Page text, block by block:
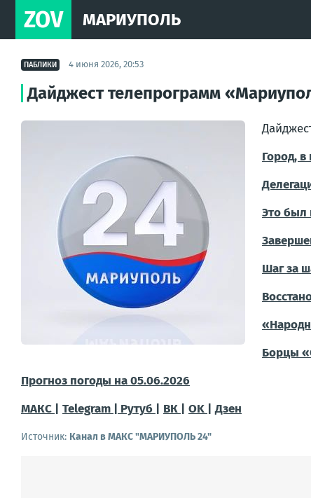
ZOV МАРИУПОЛЬ
ПАБЛИКИ 4 июня 2026, 20:53
Дайджест телепрограмм
Город,
Это был
Шаг за
Борцы
Прогноз погоды на 05.06.2026
МАКС |
Telegram | Рутуб | ВК | OK | Дзен
Источник: Канал в МАКС "МАРИУПОЛЬ 24"